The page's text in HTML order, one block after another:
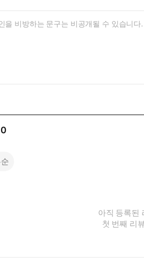
0
아직 등록된
첫 번째 리